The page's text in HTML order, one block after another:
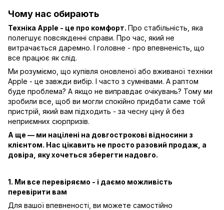
Чому нас обирають
Техніка Apple - це про комфорт. Про стабільність, яка
полегшує повсякденні справи. Про час, який не
витрачається даремно. І головне - про впевненість, що
все працює як слід.
Ми розуміємо, що купівля оновленої або вживаної техніки
Apple - це завжди вибір. І часто з сумнівами. А раптом
буде проблема? А якщо не виправдає очікувань? Тому ми
зробили все, щоб ви могли спокійно придбати саме той
пристрій, який вам підходить - за чесну ціну й без
неприємних сюрпризів.
А ще — ми націлені на довгострокові відносини з
клієнтом. Нас цікавить не просто разовий продаж, а
довіра, яку хочеться зберегти надовго.
1. Ми все перевіряємо - і даємо можливість
перевірити вам
Для вашої впевненості, ви можете самостійно